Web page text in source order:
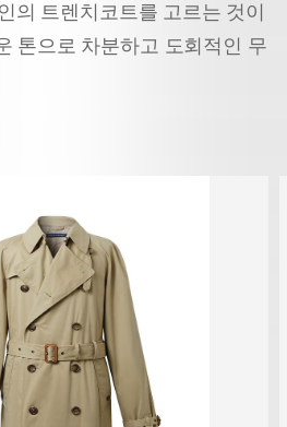
의 트렌치코트를 고르는 것이
톤으로 차분하고 도회적인 무